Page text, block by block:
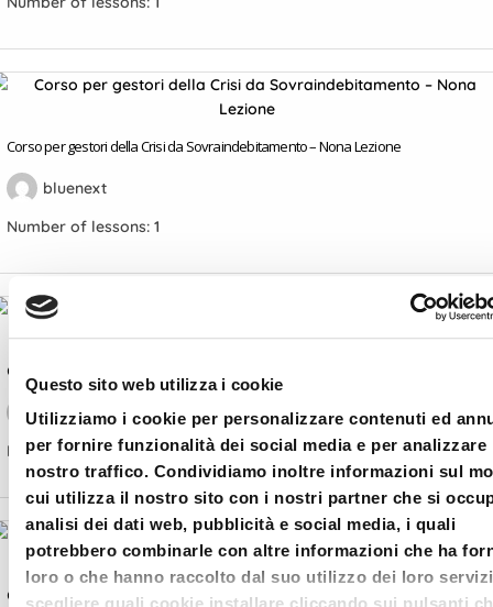
Questo sito web utilizza i cookie
Utilizziamo i cookie per personalizzare contenuti ed
per fornire funzionalità dei social media e per analizzare
nostro traffico. Condividiamo inoltre informazioni sul
cui utilizza il nostro sito con i nostri partner che si
analisi dei dati web, pubblicità e social media, i quali
potrebbero combinarle con altre informazioni che ha
loro o che hanno raccolto dal suo utilizzo dei loro
Corso per gestori della Crisi da Sovraindebitamento – Nona Lezione
bluenext
Number of lessons: 1
Corso per gestori della Crisi da Sovraindebitamento – Ottava Lezione
bluenext
Number of lessons:1
Corso per gestori della Crisi da Sovraindebitamento – Sesta Lezione